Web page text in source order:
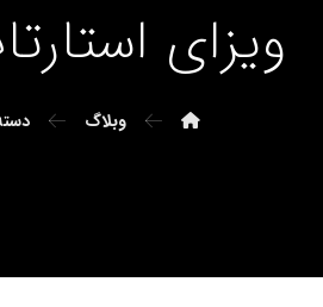
ویزای
وبلاگ